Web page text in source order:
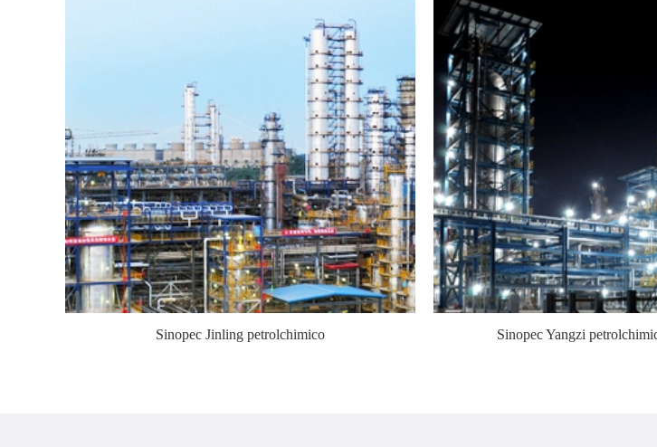
Sinopec Jinling petrolchimico Sinopec Yangzi